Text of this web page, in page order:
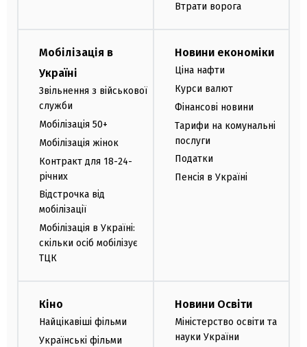
Втрати ворога
Мобілізація в
Україні
Звільнення з військової
служби
Мобілізація 50+
Мобілізація жінок
Контракт для 18-24-
річних
Відстрочка від
мобілізації
Мобілізація в Україні:
скільки осіб мобілізує
ТЦК
Новини економіки
Ціна нафти
Курси валют
Фінансові новини
Тарифи на комунальні
послуги
Податки
Пенсія в Україні
Кіно
Найцікавіші фільми
Українські фільми
Новини Освіти
Міністерство освіти та
науки України